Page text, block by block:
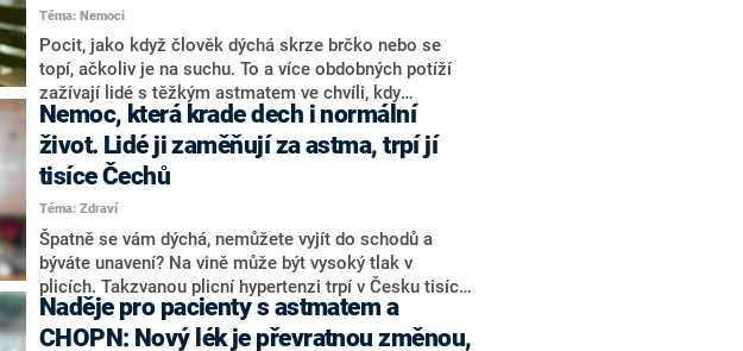
Téma: Nemoci
Pocit, jako když člověk dýchá skrze brčko nebo se
topí, ačkoliv je na suchu. To a více obdobných potíží
zažívají lidé s těžkým astmatem ve chvíli, kdy
procházejí záchvatem, takzvanou exacerbací. Mnohdy
pak končí v nemocnici. Podobné stavy i několikrát
měsíčně zažívají tisíce dospělých i dětí – a jejich
počet roste. Ulevit by jim mohla biologická léčba, ke
které se dostanou pouze v národních centrech pro
těžké astma. Odborníci na to upozorňují u příležitosti
Světového dne astmatu, který jako každoročně připadl
na 6. května.
Nemoc, která krade dech i normální
život. Lidé ji zaměňují za astma, trpí jí
tisíce Čechů
Téma: Zdraví
Špatně se vám dýchá, nemůžete vyjít do schodů a
býváte unavení? Na vině může být vysoký tlak v
plicích. Takzvanou plicní hypertenzi trpí v Česku tisíce
lidí. Jedná se o vážné onemocnění, mnohdy však
zaměňované s jinými chorobami, třeba astmatem. V
Naděje pro pacienty s astmatem a
CHOPN: Nový lék je převratnou změnou,